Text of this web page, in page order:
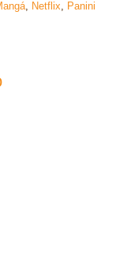
, Netflix, Panini